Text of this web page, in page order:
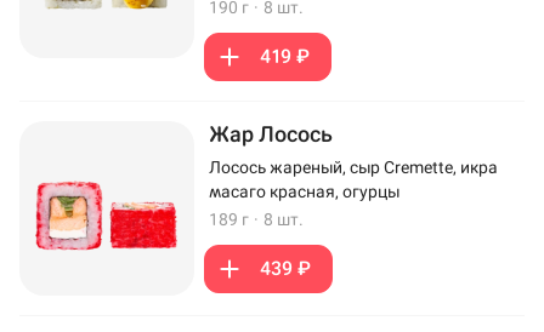
190 г · 8 шт.
419 ₽
Жар Лосось
Лосось жареный, сыр Cremette, икра
масаго красная, огурцы
189 г · 8 шт.
439 ₽